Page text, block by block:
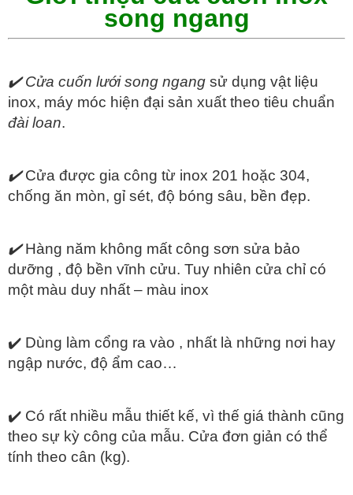
song ngang
✔️Cửa cuốn lưới song ngang sử dụng vật liệu
inox, máy móc hiện đại sản xuất theo tiêu chuẩn
đài loan.
✔️Cửa được gia công từ inox 201 hoặc 304,
chống ăn mòn, gỉ sét, độ bóng sâu, bền đẹp.
✔️Hàng năm không mất công sơn sửa bảo
dưỡng , độ bền vĩnh cửu. Tuy nhiên cửa chỉ có
một màu duy nhất – màu inox
✔️ Dùng làm cổng ra vào , nhất là những nơi hay
ngập nước, độ ẩm cao…
✔️ Có rất nhiều mẫu thiết kế, vì thế giá thành cũng
theo sự kỳ công của mẫu. Cửa đơn giản có thể
tính theo cân (kg).